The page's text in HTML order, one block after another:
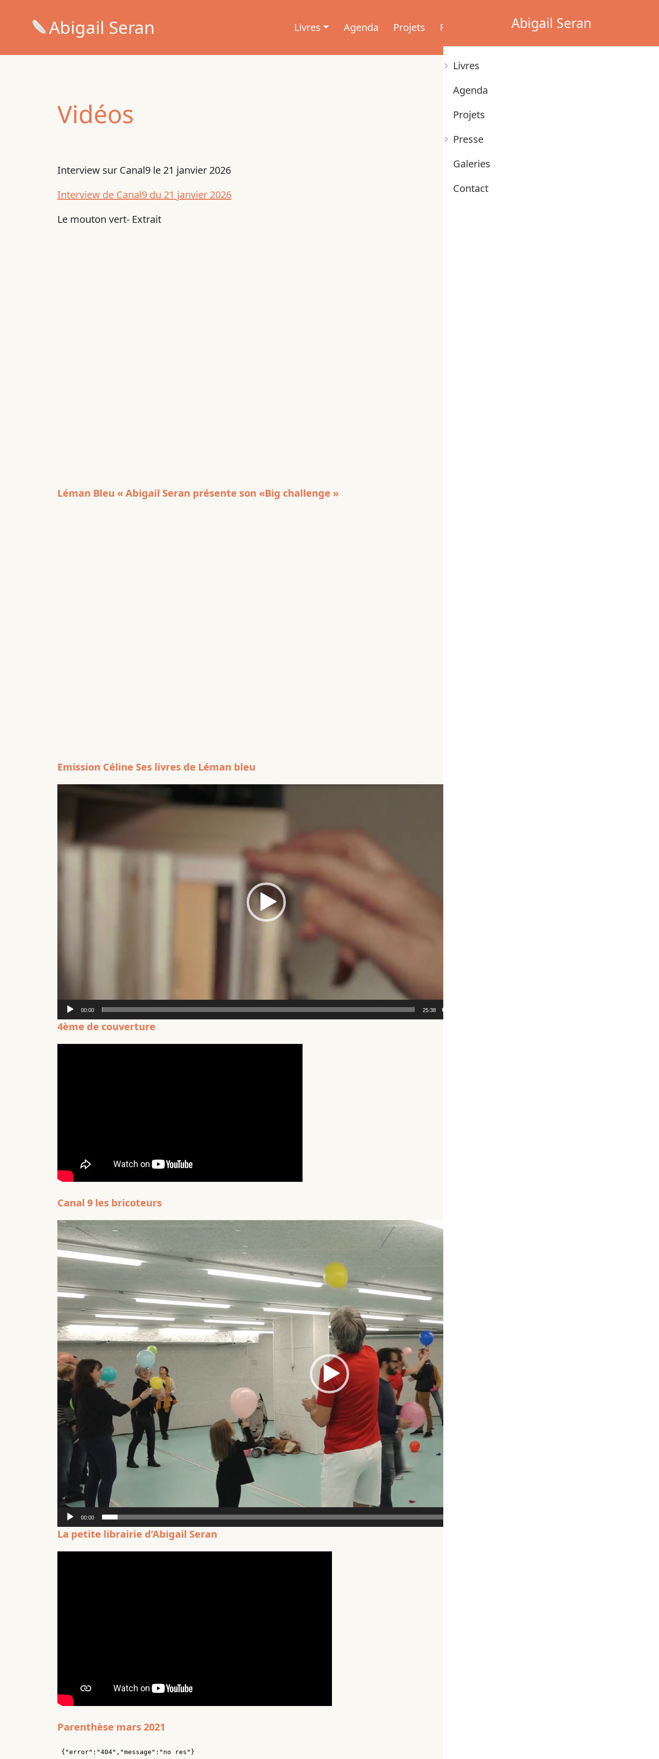
Abigail Seran Livres Agenda Projets Presse Galeries Contact
Vidéos
Interview sur Canal9 le 21 janvier 2026
Interview de Canal9 du 21 janvier 2026
Le mouton vert- Extrait
Léman Bleu « Abigail Seran présente son «Big challenge »
Emission Céline Ses livres de Léman bleu
Lecteur
00:00 25:38
4ème de couverture
Canal 9 les bricoteurs
Lecteur
vidéo
00:00
La petite librairie d’Abigail Seran
Parenthèse mars 2021
Abigail Seran
Livres
Agenda
Projets
Presse
Galeries
Contact